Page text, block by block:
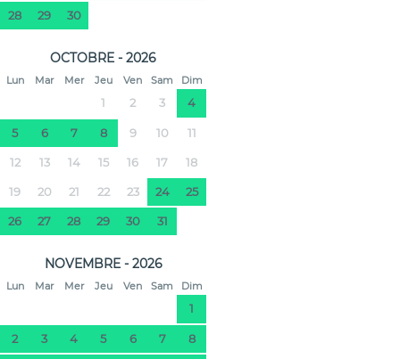
28 29 30
OCTOBRE - 2026
Lun Mar Mer Jeu Ven Sam Dim
1 2 3 4
5 6 7 8 9 10 11
12 13 14 15 16 17 18
19 20 21 22 23 24 25
26 27 28 29 30 31
NOVEMBRE - 2026
Lun Mar Mer Jeu Ven Sam Dim
1
2 3 4 5 6 7 8